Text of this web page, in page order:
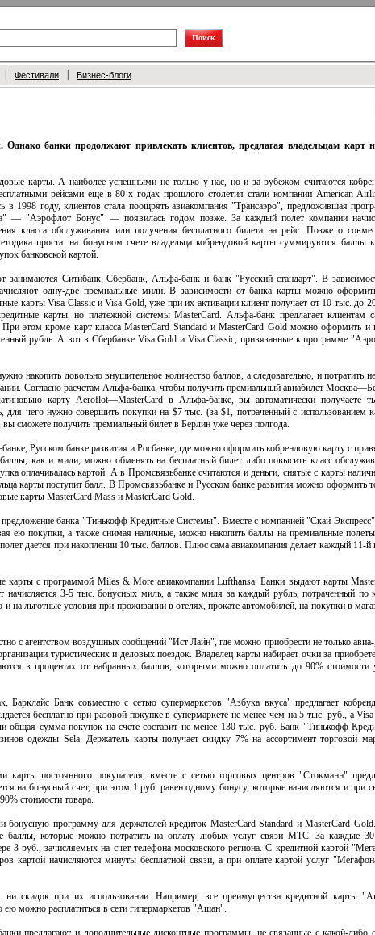
Фестивали Бизнес-блоги
банки продолжают привлекать клиентов, предлагая владельцам карт
карты. А наиболее успешными не только у нас, но и за рубежом считаются
рейсами еще в 80-х годах прошлого столетия стали компании American
1998 году, клиентов стала поощрять авиакомпания "Трансаэро", предложившая
— "Аэрофлот Бонус" — появилась годом позже. За каждый полет компании
класса обслуживания или получения бесплатного билета на рейс. Позже о
проста: на бонусном счете владельца кобрендовой карты суммируются баллы
банковской картой.
Ситибанк, Сбербанк, Альфа-банк и банк "Русский стандарт". В
одну-две премиальные мили. В зависимости от банка карты можно
карты Visa Classic и Visa Gold, уже при их активации клиент получает от 10 тыс. до
карты, но платежной системы MasterCard. Альфа-банк предлагает клиентам
этом кроме карт класса MasterCard Standard и MasterCard Gold можно оформить и
рубль. А вот в Сбербанке Visa Gold и Visa Classic, привязанные к программе
накопить довольно внушительное количество баллов, а следовательно, и потратить
Согласно расчетам Альфа-банка, чтобы получить премиальный авиабилет
карту Aeroflot—MasterCard в Альфа-банке, вы автоматически получаете
чего нужно совершить покупки на $7 тыс. (за $1, потраченный с использованием
сможете получить премиальный билет в Берлин уже через полгода.
Русском банке развития и Росбанке, где можно оформить кобрендовую карту с
как и мили, можно обменять на бесплатный билет либо повысить класс
оплачивалась картой. А в Промсвязьбанке считаются и деньги, снятые с карты
карты поступит балл. В Промсвязьбанке и Русском банке развития можно оформить
карты MasterCard Mass и MasterCard Gold.
предложение банка "Тинькофф Кредитные Системы". Вместе с компанией "Скай
ею покупки, а также снимая наличные, можно накопить баллы на премиальные
дается при накоплении 10 тыс. баллов. Плюс сама авиакомпания делает каждый 11-й
карты с программой Miles & More авиакомпании Lufthansa. Банки выдают карты
3-5 тыс. бонусных миль, а также миля за каждый рубль, потраченный по
на льготные условия при проживании в отелях, прокате автомобилей, на покупки в
с агентством воздушных сообщений "Ист Лайн", где можно приобрести не только
туристических и деловых поездок. Владелец карты набирает очки за
в процентах от набранных баллов, которыми можно оплатить до 90% стоимости
Барклайс Банк совместно с сетью супермаркетов "Азбука вкуса" предлагает
бесплатно при разовой покупке в супермаркете не менее чем на 5 тыс. руб., а
общая сумма покупок на счете составит не менее 130 тыс. руб. Банк "Тинькофф
одежды Sela. Держатель карты получает скидку 7% на ассортимент торговой
карты постоянного покупателя, вместе с сетью торговых центров "Стокманн"
на бонусный счет, при этом 1 руб. равен одному бонусу, которые начисляются и при
стоимости товара.
бонусную программу для держателей кредиток MasterCard Standard и MasterCard
баллы, которые можно потратить на оплату любых услуг связи МТС. За каждые 30
3 руб., зачисляемых на счет телефона московского региона. С кредитной картой
картой начисляются минуты бесплатной связи, а при оплате картой услуг
скидок при их использовании. Например, все преимущества кредитной карты
можно расплатиться в сети гипермаркетов "Ашан".
предлагают и дополнительные дисконтные программы, не связанные с какой-либо